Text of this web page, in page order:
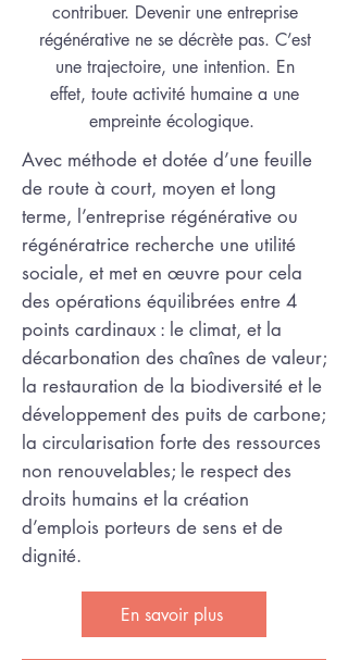
contribuer. Devenir une entreprise
régénérative ne se décrète pas. C’est
une trajectoire, une intention. En
effet, toute activité humaine a une
empreinte écologique.
Avec méthode et dotée d’une feuille
de route à court, moyen et long
terme, l’entreprise régénérative ou
régénératrice recherche une utilité
sociale, et met en œuvre pour cela
des opérations équilibrées entre 4
points cardinaux : le climat, et la
décarbonation des chaînes de valeur;
la restauration de la biodiversité et le
développement des puits de carbone;
la circularisation forte des ressources
non renouvelables; le respect des
droits humains et la création
d’emplois porteurs de sens et de
dignité.
En savoir plus